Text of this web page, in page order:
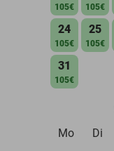
105€ 105€
24
105€
25
105€
31
105€
Mo
Di